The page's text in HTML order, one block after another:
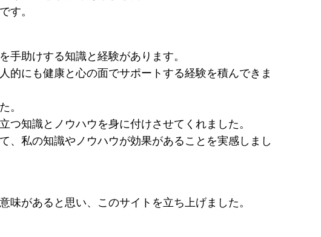
す。
助けする知識と経験があります。
的にも健康と心の面でサポートする経験を積んできま
。
知識とノウハウを身に付けさせてくれました。
、私の知識やノウハウが効果があることを実感しまし
があると思い、このサイトを立ち上げました。